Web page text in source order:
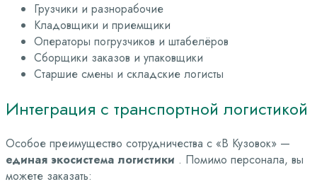
Грузчики и разнорабочие
Кладовщики и приемщики
Операторы погрузчиков и штабелёров
Сборщики заказов и упаковщики
Старшие смены и складские логисты
Интеграция с транспортной логистикой
Особое преимущество сотрудничества с «В Кузовок» —
единая экосистема логистики . Помимо персонала, вы
можете заказать: